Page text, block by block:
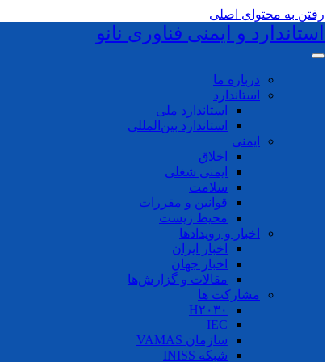
رفتن به محتوای اصلی
استاندارد و ایمنی فناوری نانو
درباره ما
استاندارد
استاندارد ملی
استاندارد بین‌المللی
ایمنی
اخلاق
ایمنی شغلی
سلامت
قوانین و مقررات
محیط زیست
اخبار و رویدادها
اخبار ایران
اخبار جهان
مقالات و گزارش‌ها
مشارکت ها
H۲۰۳۰
IEC
سازمان VAMAS
شبکه INISS